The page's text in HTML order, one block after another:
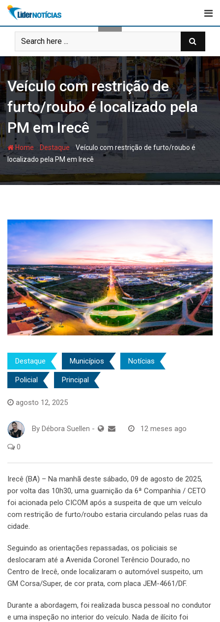
Skip
content
Veículo com restrição de
furto/roubo é localizado pela
PM em Irecê
Home - Destaque -Veículo com restrição de furto/roubo é
localizado pela PM em Irecê
Destaque Municípios Notícias
Policial Principal
agosto 12, 2025
By Débora Suellen - 12 meses ago
0
Irecê (BA) – Na manhã deste sábado, 09 de agosto de 2025,
por volta das 10h30, uma guarnição da 6ª Companhia / CETO
foi acionada pelo CICOM após a suspeita de que um veículo
com restrição de furto/roubo estaria circulando pelas ruas da
cidade.
Seguindo as orientações repassadas, os policiais se
deslocaram até a Avenida Coronel Terêncio Dourado, no
Centro de Irecê, onde localizaram o automóvel suspeito, um
GM Corsa/Super, de cor prata, com placa JEM-4661/DF.
Durante a abordagem, foi realizada busca pessoal no condutor
e uma inspeção no interior do veículo. Nada de ilícito foi